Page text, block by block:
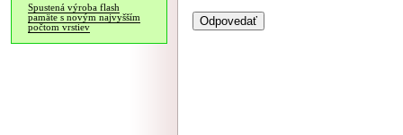
Spustená výroba flash
pamäte s novým najvyšším
počtom vrstiev